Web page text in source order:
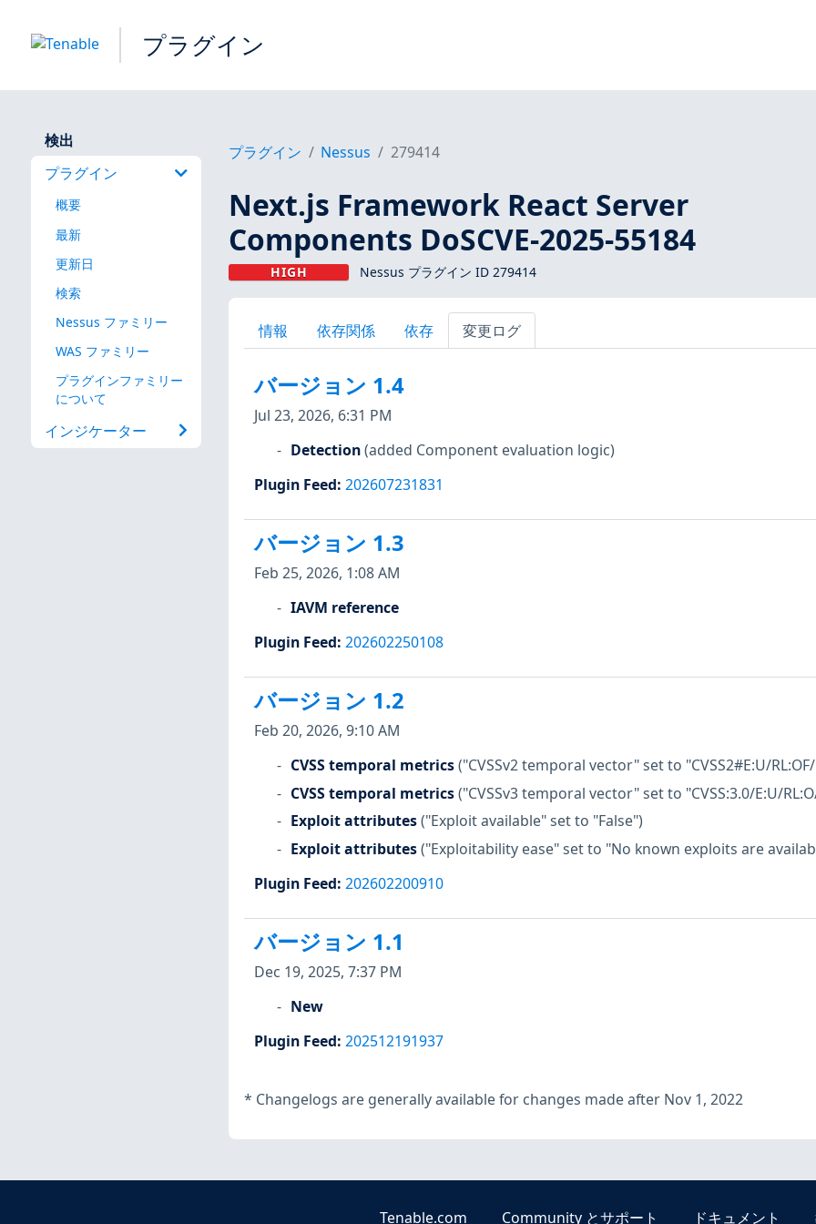
プラグイン
検出
プラグイン
概要
最新
更新日
検索
Nessus ファミリー
WAS ファミリー
プラグインファミリー
について
インジケーター
プラグイン Nessus 279414
Next.js Framework React Server
Components DoSCVE-2025-55184
HIGH Nessus プラグイン ID 279414
情報 依存関係 依存 変更ログ
バージョン 1.4
Jul 23, 2026, 6:31 PM
Detection(added Component evaluation logic)
Plugin Feed: 202607231831
バージョン 1.3
Feb 25, 2026, 1:08 AM
IAVM reference
Plugin Feed: 202602250108
バージョン 1.2
Feb 20, 2026, 9:10 AM
CVSS temporal metrics("CVSSv2 temporal vector" set to "CVSS2#E:U/RL:OF/
CVSS temporal metrics("CVSSv3 temporal vector" set to "CVSS:3.0/E:U/
Exploit attributes("Exploit available" set to "False")
Exploit attributes("Exploitability ease" set to "No known exploits are
Plugin Feed: 202602200910
バージョン 1.1
Dec 19, 2025, 7:37 PM
New
Plugin Feed: 202512191937
* Changelogs are generally available for changes made after Nov 1, 2022
Tenable.com Community とサポート ドキュメント